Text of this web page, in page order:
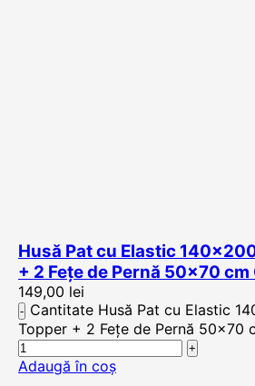
Husă Pat cu Elastic
+ 2 Fețe de Pernă 50×70 cm
149,00 lei
Cantitate Husă Pat cu Elastic
Topper + 2 Fețe de Pernă 50x70
Adaugă în coș